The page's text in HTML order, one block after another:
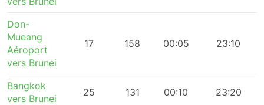
Don-
Mueang
Aéroport
vers Brunei
17 158 00:05 23:10
Bangkok
vers Brunei
25 131 00:10 23:20